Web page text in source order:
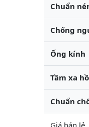
Chuẩn
Chống
Ống kính
Tầm xa
Chuẩn
Giá bán lẻ